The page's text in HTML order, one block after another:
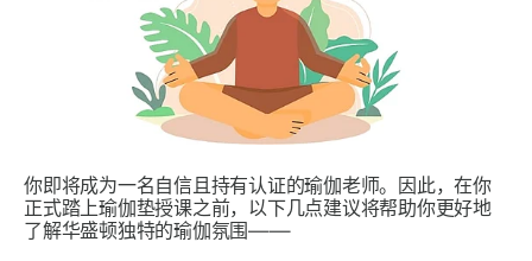
你即将成为一名自信且持有认证的瑜伽老师。因此，在你
正式踏上瑜伽垫授课之前，以下几点建议将帮助你更好地
了解华盛顿独特的瑜伽氛围——